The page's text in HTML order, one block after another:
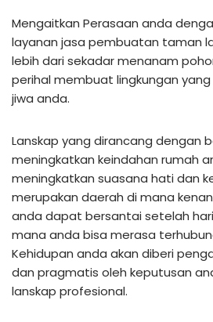
Mengaitkan Perasaan anda
layanan jasa pembuatan taman
lebih dari sekadar menanam
perihal membuat lingkungan
jiwa anda.
Lanskap yang dirancang dengan
meningkatkan keindahan rumah
meningkatkan suasana hati dan
merupakan daerah di mana
anda dapat bersantai setelah
mana anda bisa merasa
Kehidupan anda akan diberi
dan pragmatis oleh keputusan
lanskap profesional.